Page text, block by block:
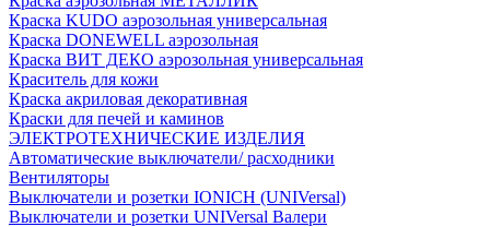
Краска KUDO аэрозольная универсальная
Краска DONEWELL аэрозольная
Краска ВИТ ДЕКО аэрозольная универсальная
Краситель для кожи
Краска акриловая декоративная
Краски для печей и каминов
ЭЛЕКТРОТЕХНИЧЕСКИЕ ИЗДЕЛИЯ
Автоматические выключатели/ расходники
Вентиляторы
Выключатели и розетки IONICH (UNIVersal)
Выключатели и розетки UNIVersal Валери